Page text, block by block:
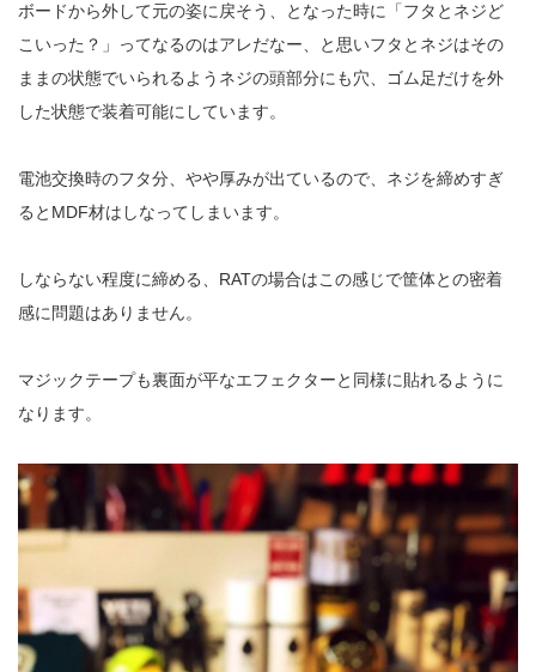
ボードから外して元の姿に戻そう、となった時に「フタとネジど
こいった？」ってなるのはアレだなー、と思いフタとネジはその
ままの状態でいられるようネジの頭部分にも穴、ゴム足だけを外
した状態で装着可能にしています。
電池交換時のフタ分、やや厚みが出ているので、ネジを締めすぎ
ると MDF材はしなってしまいます。
しならない程度に締める、 RATの場合はこの感じで筐体との密着
感に問題はありません。
マジックテープも裏面が平なエフェクターと同様に貼れるように
なります。